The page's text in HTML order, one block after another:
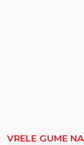
VRELE GUME